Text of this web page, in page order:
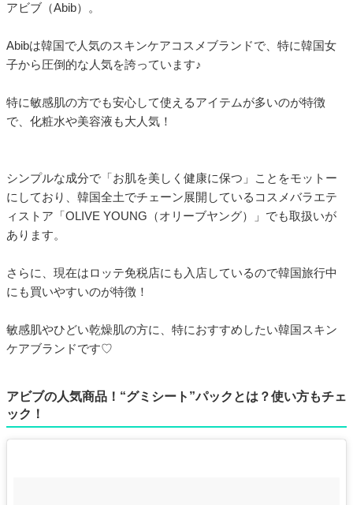
アビブ（Abib）。
Abibは韓国で人気のスキンケアコスメブランドで、特に韓国女
子から圧倒的な人気を誇っています♪
特に敏感肌の方でも安心して使えるアイテムが多いのが特徴
で、化粧水や美容液も大人気！
シンプルな成分で「お肌を美しく健康に保つ」ことをモットー
にしており、韓国全土でチェーン展開しているコスメバラエテ
ィストア「OLIVE YOUNG（オリーブヤング）」でも取扱いが
あります。
さらに、現在はロッテ免税店にも入店しているので韓国旅行中
にも買いやすいのが特徴！
敏感肌やひどい乾燥肌の方に、特におすすめしたい韓国スキン
ケアブランドです♡
アビブの人気商品！“グミシート”パックとは？使い方もチェ
ック！